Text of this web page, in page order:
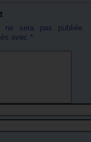
ne sera pas publiée.
avec *